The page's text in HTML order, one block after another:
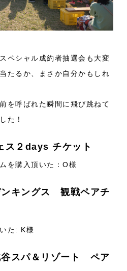
ペシャル成約者抽選会も大変
たるか、まさか自分かもしれ
を呼ばれた瞬間に飛び跳ねて
た！
ス２days チケット
を購入頂いた：O様
ンキングス 観戦ペアチ
た: K様
谷スパ＆リゾート ペア